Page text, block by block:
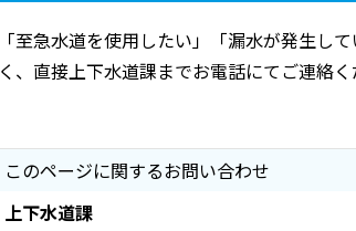
「至急水道を使用したい」「漏水が発生し
く、直接上下水道課までお電話にてご連絡く
このページに関するお問い合わせ
上下水道課